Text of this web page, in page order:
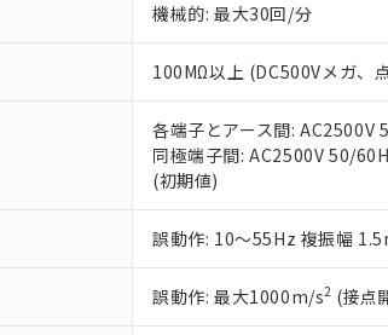
機械的: 最大30回/分
100MΩ以上 (DC500Vメガ、
各端子とアース間:
同極端子間: AC2500V 50/
(初期値)
誤動作: 10～55Hz 複振幅
誤動作: 最大1000m/s2 (接点
また、RoHS指令のフタ
既に当社にて対応品への
り割愛しております。